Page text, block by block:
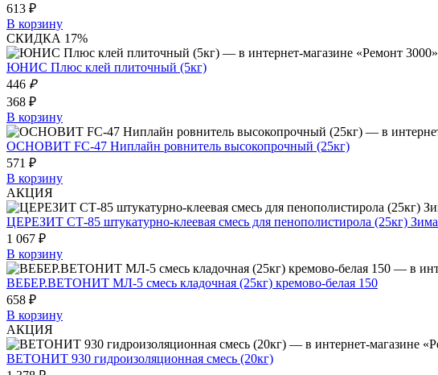
613 ₽
В корзину
СКИДКА 17%
ЮНИС Плюс клей плиточный (5кг)
446 ₽
368 ₽
В корзину
ОСНОВИТ FC-47 Ниплайн ровнитель высокопрочный (25кг)
571 ₽
В корзину
АКЦИЯ
ЦЕРЕЗИТ СТ-85 штукатурно-клеевая смесь для пенополистирола (25кг) Зима
1 067 ₽
В корзину
ВЕБЕР.ВЕТОНИТ МЛ-5 смесь кладочная (25кг) кремово-белая 150
658 ₽
В корзину
АКЦИЯ
ВЕТОНИТ 930 гидроизоляционная смесь (20кг)